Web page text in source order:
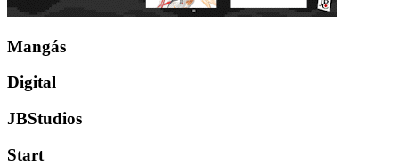
Mangás
Digital
JBStudios
Start